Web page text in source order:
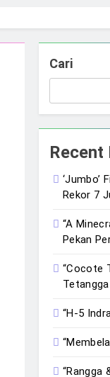
Cari
Recent
‘Jumbo’
Rekor 7
“A
Pekan
“Cocote
“H-5
“Rangga